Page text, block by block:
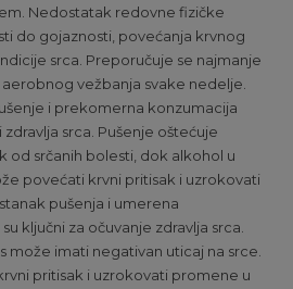
Nedostatak redovne fizičke
do gojaznosti, povećanja krvnog
srca. Preporučuje se najmanje
vežbanja svake nedelje.
i prekomerna konzumacija
srca. Pušenje oštećuje
od srčanih bolesti, dok alkohol u
povećati krvni pritisak i uzrokovati
pušenja i umerena
ključni za očuvanje zdravlja srca.
može imati negativan uticaj na srce.
pritisak i uzrokovati promene u